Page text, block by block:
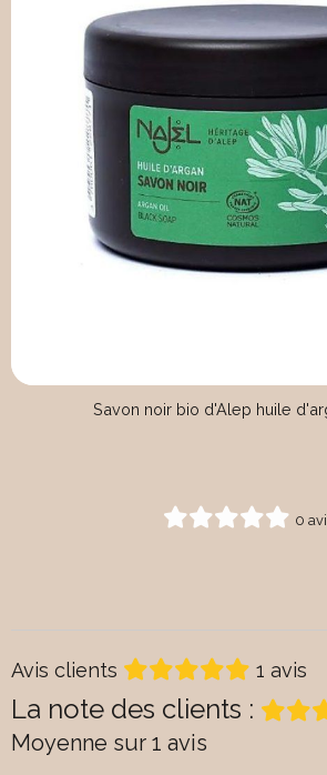
Savon noir bio d'Alep huile
0
Avis clients 1 avis
La note des clients :
Moyenne sur 1 avis